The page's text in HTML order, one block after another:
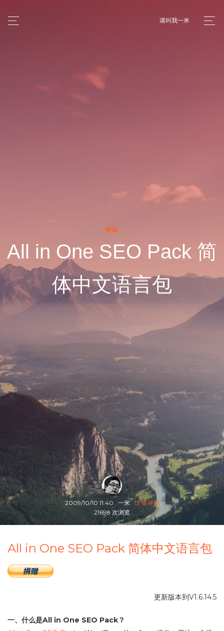
请叫我一米
网络
All in One SEO Pack 简
体中文语言包
2009/10/10 11:40 一米
13 条评论
21698 次浏览
All in One SEO Pack 简体中文语言包
更新版本到V1.6.14.5
一、什么是All in One SEO Pack？